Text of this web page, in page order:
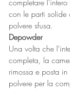
completare
con le parti solide
polvere sfusa.
Depowder
Una volta che
completa, la
rimossa e posta
polvere per la